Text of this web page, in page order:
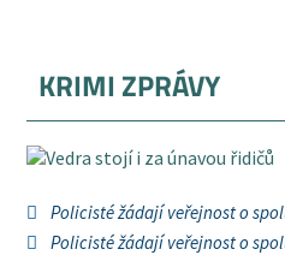
KRIMI ZPRÁVY
Policisté žádají veřejnost o
Policisté žádají veřejnost o